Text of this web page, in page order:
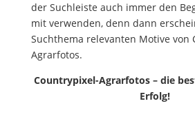
der Suchleiste auch immer den
mit verwenden, denn dann
Suchthema relevanten Motive von
Agrarfotos.
Countrypixel-Agrarfotos – die
Erfolg!